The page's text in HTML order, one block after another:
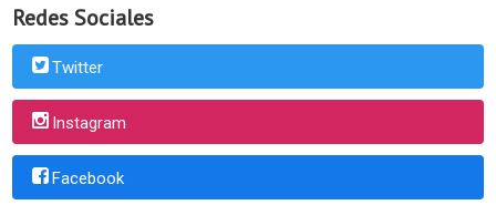
Redes Sociales
Twitter
Instagram
Facebook